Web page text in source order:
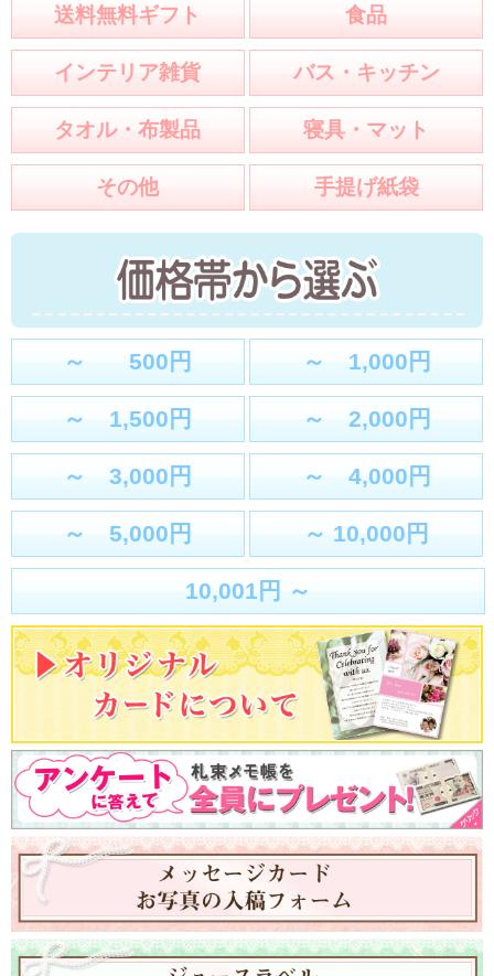
送料無料ギフト 食品
インテリア雑貨 バス・キッチン
タオル・布製品 寝具・マット
その他 手提げ紙袋
～ 500円 ～ 1,000円
～ 1,500円 ～ 2,000円
～ 3,000円 ～ 4,000円
～ 5,000円 ～ 10,000円
10,001円 ～